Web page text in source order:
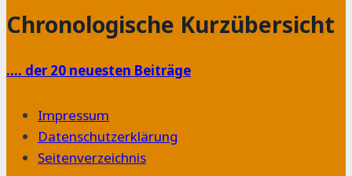
Chronologische Kurzübersicht
…. der 20 neuesten Beiträge
Impressum
Datenschutzerklärung
Seitenverzeichnis